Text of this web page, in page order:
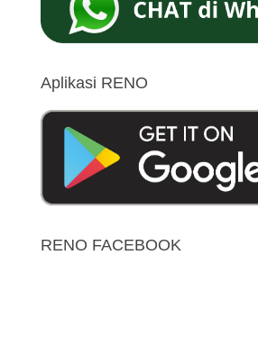
Aplikasi RENO
RENO FACEBOOK